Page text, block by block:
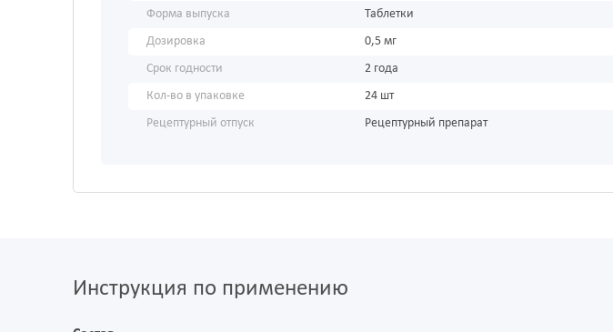
Форма выпуска
Таблетки
Дозировка
0,5 мг
Срок годности
2 года
Кол-во в упаковке
24 шт
Рецептурный отпуск
Рецептурный препарат
Инструкция по применению